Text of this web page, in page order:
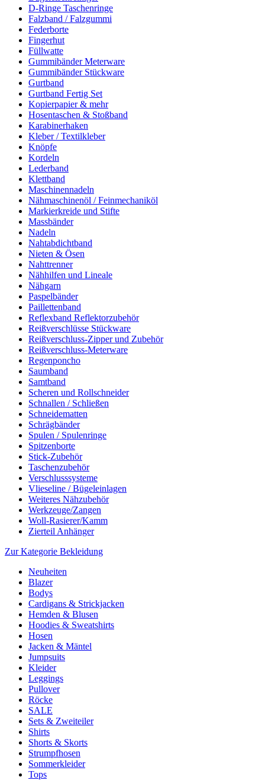
D-Ringe Taschenringe
Falzband / Falzgummi
Federborte
Fingerhut
Füllwatte
Gummibänder Meterware
Gummibänder Stückware
Gurtband
Gurtband Fertig Set
Kopierpapier & mehr
Hosentaschen & Stoßband
Karabinerhaken
Kleber / Textilkleber
Knöpfe
Kordeln
Lederband
Klettband
Maschinennadeln
Nähmaschinenöl / Feinmechaniköl
Markierkreide und Stifte
Massbänder
Nadeln
Nahtabdichtband
Nieten & Ösen
Nahttrenner
Nähhilfen und Lineale
Nähgarn
Paspelbänder
Paillettenband
Reflexband Reflektorzubehör
Reißverschlüsse Stückware
Reißverschluss-Zipper und Zubehör
Reißverschluss-Meterware
Regenponcho
Saumband
Samtband
Scheren und Rollschneider
Schnallen / Schließen
Schneidematten
Schrägbänder
Spulen / Spulenringe
Spitzenborte
Stick-Zubehör
Taschenzubehör
Verschlusssysteme
Vlieseline / Bügeleinlagen
Weiteres Nähzubehör
Werkzeuge/Zangen
Woll-Rasierer/Kamm
Zierteil Anhänger
Zur Kategorie Bekleidung
Neuheiten
Blazer
Bodys
Cardigans & Strickjacken
Hemden & Blusen
Hoodies & Sweatshirts
Hosen
Jacken & Mäntel
Jumpsuits
Kleider
Leggings
Pullover
Röcke
SALE
Sets & Zweiteiler
Shirts
Shorts & Skorts
Strumpfhosen
Sommerkleider
Tops